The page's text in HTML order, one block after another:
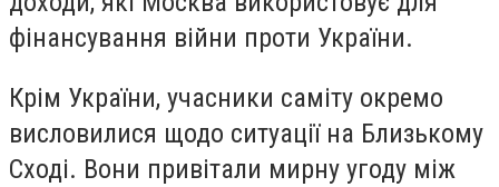
фінансування війни проти України.
Крім України, учасники саміту окремо
висловилися щодо ситуації на Близькому
Сході. Вони привітали мирну угоду між